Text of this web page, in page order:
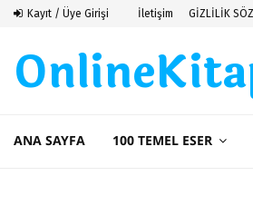
Kayıt / Üye Girişi İletişim GİZLİLİK
Saint Exupery
ANA SAYFA 100 TEMEL ESER